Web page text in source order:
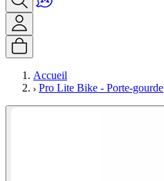
Accueil
Pro Lite Bike - Porte-gourde